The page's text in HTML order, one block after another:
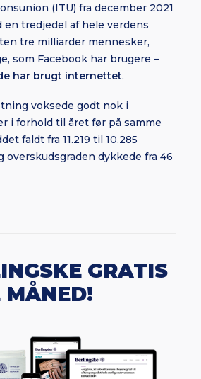
(ITU) fra december 2021
en tredjedel af hele verdens
tre milliarder mennesker,
som Facebook har brugere –
har brugt internettet.
voksede godt nok i
i forhold til året før på samme
faldt fra 11.219 til 10.285
overskudsgraden dykkede fra 46
GRATIS
MÅNED!